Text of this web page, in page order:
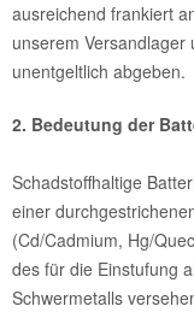
ausreichend frankiert
unserem
unentgeltlich abgeben.
2. Bedeutung der
Schadstoffhaltige
einer
(Cd/Cadmium, Hg/
des für die Einstufung
Schwermetalls